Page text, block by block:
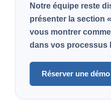
Notre équipe reste
présenter la section
vous montrer
dans vos processus
Réserver une